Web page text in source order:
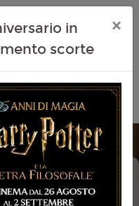
in
scorte
×